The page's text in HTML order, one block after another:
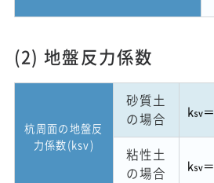
(2) 地盤反力係数
杭周面の地盤反
力係数(ksv)
砂質土
の場合
粘性土
の場合